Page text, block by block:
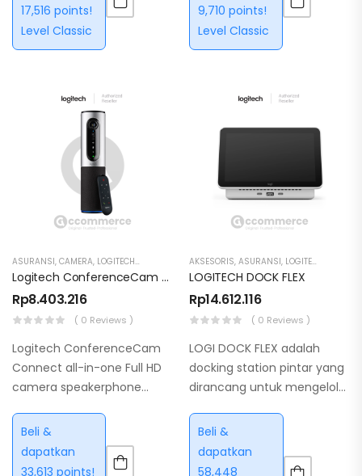
17,516 points!
Level Classic
9,710 points!
Level Classic
ASURANSI, CAMERA, LOGITECH, SMALL ROOM,VIDEO CONFERENCE
Logitech ConferenceCam Connect – Full HD 1080p
Rp8.403.216
( 0 Reviews )
Logitech ConferenceCam
Connect all-in-one Full HD
camera speakerphone
dengan battery 3 jam
Bluetooth NFC.
Beli &
dapatkan
33,613 points!
AKSESORIS, ASURANSI, LOGITECH
LOGITECH DOCK FLEX
Rp14.612.116
( 0 Reviews )
LOGI DOCK FLEX adalah
docking station pintar yang
dirancang untuk mengelola
dengan mudah, lengkap
dengan layar sentuh 8 inci
untuk check-in dan
Beli &
dapatkan
58,448